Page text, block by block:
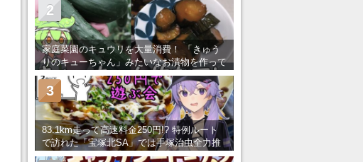
出しを利用し8/9から1週間にわたって開催
家庭菜園のキュウリを大量消費！ 「きゅう
りのキューちゃん」みたいなお漬物を作って
みた
2
83.1km走って高速料金250円!? 特例ルート
で訪れた「宝塚北SA」では手塚治虫全力推
し＆関西グルメが楽しめる！
3